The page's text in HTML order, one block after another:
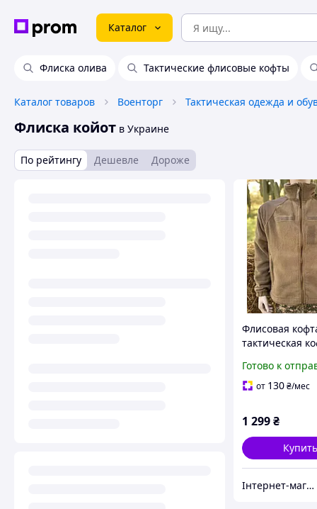
Каталог
Флиска олива Тактические флисовые кофты
Каталог товаров Военторг Тактическая одежда и
Флиска койот в Украине
По рейтингу Дешевле Дороже
Флисовая
тактическая
теплая флиска
флиска ссу,
Готово к
от 130₴/мес
1 299₴
Купить
Інтернет-магазин "Закупка онлайн"